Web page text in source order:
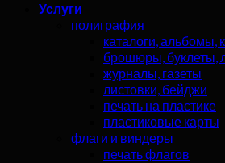
Услуги
полиграфия
каталоги, альбомы,
брошюры, буклеты,
журналы, газеты
листовки, бейджи
печать на пластике
пластиковые карты
флаги и виндеры
печать флагов